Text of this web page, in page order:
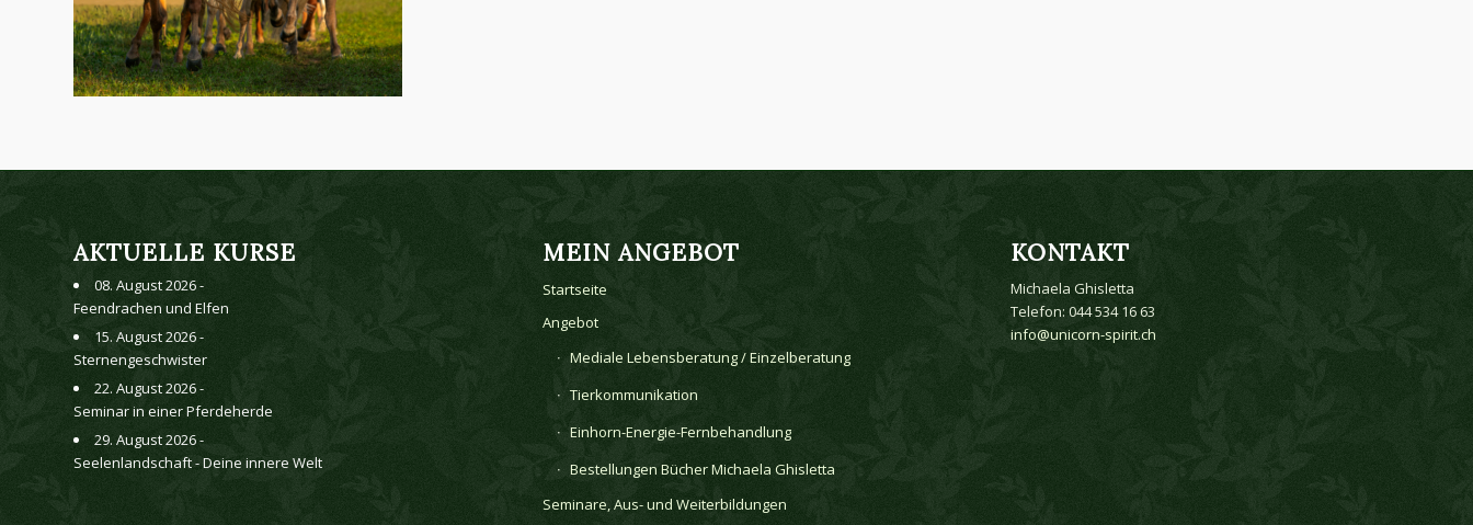
AKTUELLE KURSE
08. August 2026 -
Feendrachen und Elfen
15. August 2026 -
Sternengeschwister
22. August 2026 -
Seminar in einer Pferdeherde
29. August 2026 -
Seelenlandschaft - Deine innere Welt
MEIN ANGEBOT
Startseite
Angebot
Mediale Lebensberatung / Einzelberatung
Tierkommunikation
Einhorn-Energie-Fernbehandlung
Bestellungen Bücher Michaela Ghisletta
Seminare, Aus- und Weiterbildungen
KONTAKT
Michaela Ghisletta
Telefon: 044 534 16 63
info@unicorn-spirit.ch